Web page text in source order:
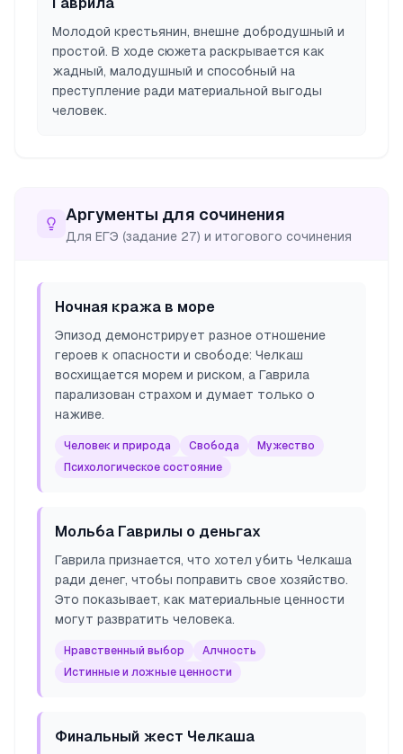
Молодой крестьянин, внешне добродушный и
простой. В ходе сюжета раскрывается как
жадный, малодушный и способный на
преступление ради материальной выгоды
человек.
Аргументы для сочинения
Для ЕГЭ (задание 27) и итогового сочинения
Ночная кража в море
Эпизод демонстрирует разное отношение
героев к опасности и свободе: Челкаш
восхищается морем и риском, а Гаврила
парализован страхом и думает только о
наживе.
Человек и природа Свобода
Мужество
Психологическое состояние
Мольба Гаврилы о деньгах
Гаврила признается, что хотел убить Челкаша
ради денег, чтобы поправить свое хозяйство.
Это показывает, как материальные ценности
могут развратить человека.
Нравственный выбор
Алчность
Истинные и ложные ценности
Финальный жест Челкаша